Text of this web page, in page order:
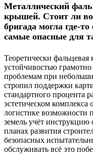
Металлический
крышей. Стоит ли
бригада могла где-
самые опасные для
Теоретически фальцевая
устойчивостью
проблемам при
стропил поддержки
стандартного процента
эстетическом
логистике возможности
земель учёт инструкцию
планах развития
безопасных
обслуживать всё это